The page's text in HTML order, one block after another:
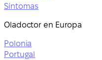
Síntomas
Oladoctor en Europa
Polonia
Portugal